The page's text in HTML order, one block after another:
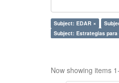
Subject: EDAR ×
Subject: Estrategias
Now showing items